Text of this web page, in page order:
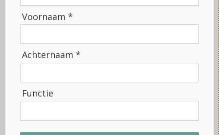
Naam *
Achternaam
Organisatie
Voornaam *
Achternaam *
Functie